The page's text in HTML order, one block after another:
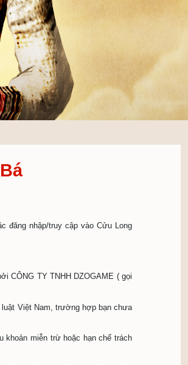
Long Tranh Bá
CHƠI
Tranh Bá. Việc sử dụng hoặc